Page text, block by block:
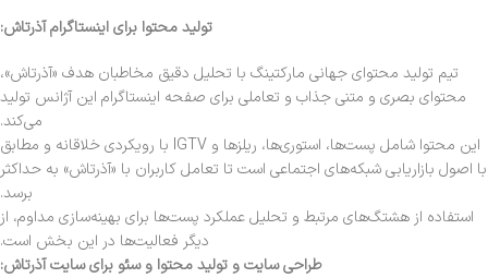
تولید محتوا برای اینستاگرام آذرتاش:
تیم تولید محتوای جهانی مارکتینگ با تحلیل دقیق مخاطبان هدف «آذرتاش»،
محتوای بصری و متنی جذاب و تعاملی برای صفحه اینستاگرام این آژانس تولید
می‌کند.
این محتوا شامل پست‌ها، استوری‌ها، ریلزها و IGTV با رویکردی خلاقانه و مطابق
با اصول بازاریابی شبکه‌های اجتماعی است تا تعامل کاربران با «آذرتاش» به حداکثر
برسد.
استفاده از هشتگ‌های مرتبط و تحلیل عملکرد پست‌ها برای بهینه‌سازی مداوم، از
دیگر فعالیت‌ها در این بخش است.
طراحی سایت و تولید محتوا و سئو برای سایت آذرتاش: